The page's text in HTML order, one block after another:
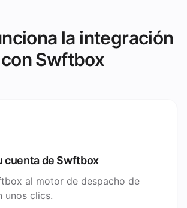
la integración
con Swftbox
cuenta de Swftbox
al motor de despacho de
unos clics.